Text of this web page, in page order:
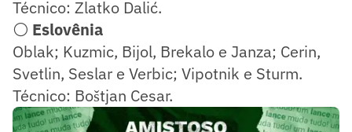
Técnico: Zlatko Dalić.
⚪ Eslovênia
Oblak; Kuzmic, Bijol, Brekalo e Janza; Cerin,
Svetlin, Seslar e Verbic; Vipotnik e Sturm.
Técnico: Boštjan Cesar.